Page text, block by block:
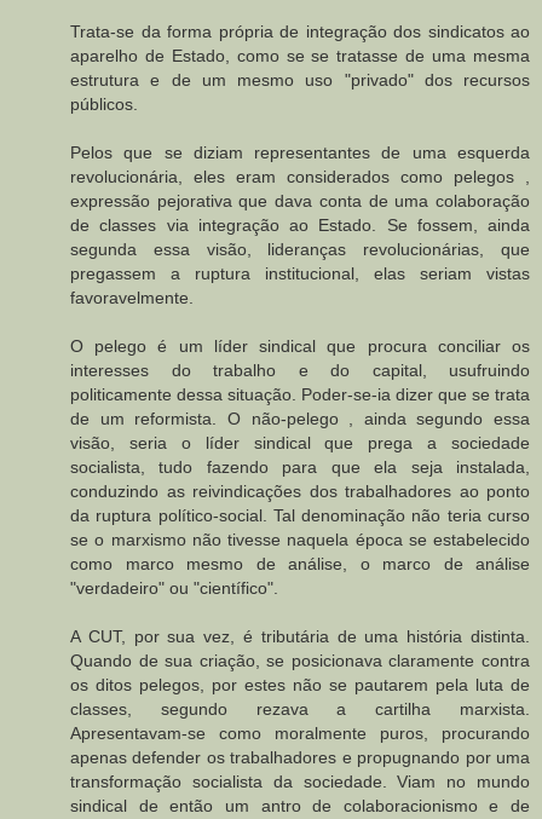
Trata-se da forma própria de integração dos sindicatos ao
aparelho de Estado, como se se tratasse de uma mesma
estrutura e de um mesmo uso "privado" dos recursos
públicos.
Pelos que se diziam representantes de uma esquerda
revolucionária, eles eram considerados como pelegos ,
expressão pejorativa que dava conta de uma colaboração
de classes via integração ao Estado. Se fossem, ainda
segunda essa visão, lideranças revolucionárias, que
pregassem a ruptura institucional, elas seriam vistas
favoravelmente.
O pelego é um líder sindical que procura conciliar os
interesses do trabalho e do capital, usufruindo
politicamente dessa situação. Poder-se-ia dizer que se trata
de um reformista. O não-pelego , ainda segundo essa
visão, seria o líder sindical que prega a sociedade
socialista, tudo fazendo para que ela seja instalada,
conduzindo as reivindicações dos trabalhadores ao ponto
da ruptura político-social. Tal denominação não teria curso
se o marxismo não tivesse naquela época se estabelecido
como marco mesmo de análise, o marco de análise
"verdadeiro" ou "científico".
A CUT, por sua vez, é tributária de uma história distinta.
Quando de sua criação, se posicionava claramente contra
os ditos pelegos, por estes não se pautarem pela luta de
classes, segundo rezava a cartilha marxista.
Apresentavam-se como moralmente puros, procurando
apenas defender os trabalhadores e propugnando por uma
transformação socialista da sociedade. Viam no mundo
sindical de então um antro de colaboracionismo e de